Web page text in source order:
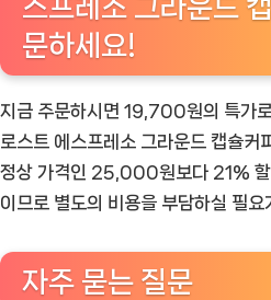
스프레소 그라운드
문하세요!
지금 주문하시면 19,700원의 특가
로스트 에스프레소 그라운드 캡슐커
정상 가격인 25,000원보다 21% 할
이므로 별도의 비용을 부담하실 필요
자주 묻는 질문